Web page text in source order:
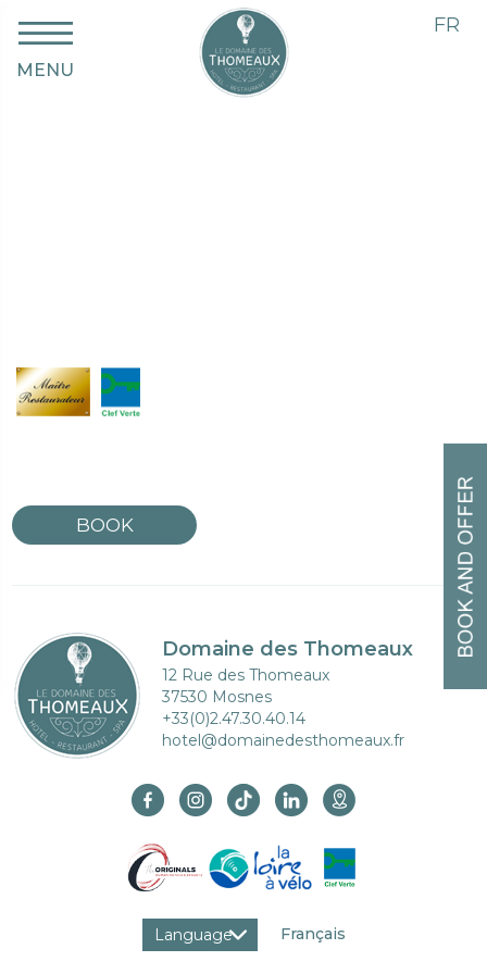
MENU
FR
BOOK
Domaine des Thomeaux
12 Rue des Thomeaux
37530 Mosnes
+33(0)2.47.30.40.14
hotel@domainedesthomeaux.fr
Language Français